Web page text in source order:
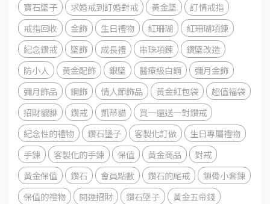
寶石墜子
求婚戒到訂婚對戒 黃金墜
訂情戒指
戒指回收
金飾 生日禮物 紅珊瑚
紅珊瑚項鍊
紀念鑽戒
墜飾 成長禮 串珠項鍊
鑽墜改造
防小人
黃金配飾 銀墜 醫療級白鋼
彌月金飾
彌月飾品
鋼飾 情人節飾品 黃金紅包袋
超值福袋
招財貔貅
鑽戒 凱蒂貓
買一還送一對鑽戒
紀念性的禮物
鑽石墬子 客製化訂做
生日專屬禮物
手鍊
客製化的手鍊 保值 黃金商品
對戒
黃金保值
鑽石 會員點數 鑽石的尾戒
鎖骨小套鍊
保值的禮物
開運招財 鑽石墜子
黃金五帝錢